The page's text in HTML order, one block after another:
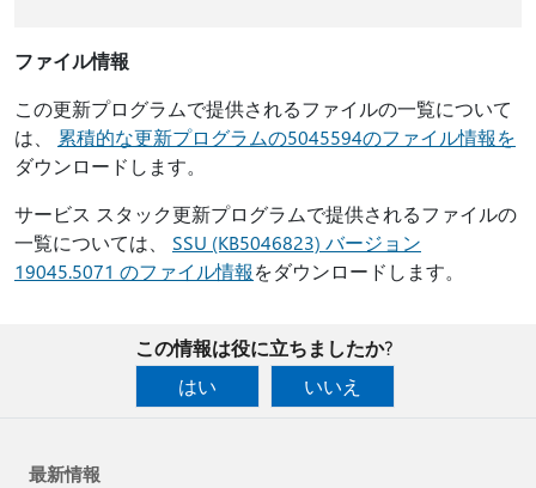
ファイル情報
この更新プログラムで提供されるファイルの一覧について
は、 累積的な更新プログラムの5045594のファイル情報を
ダウンロードします。
サービス スタック更新プログラムで提供されるファイルの
一覧については、 SSU (KB5046823) バージョン
19045.5071 のファイル情報をダウンロードします。
この情報は役に立ちましたか?
はい
いいえ
最新情報